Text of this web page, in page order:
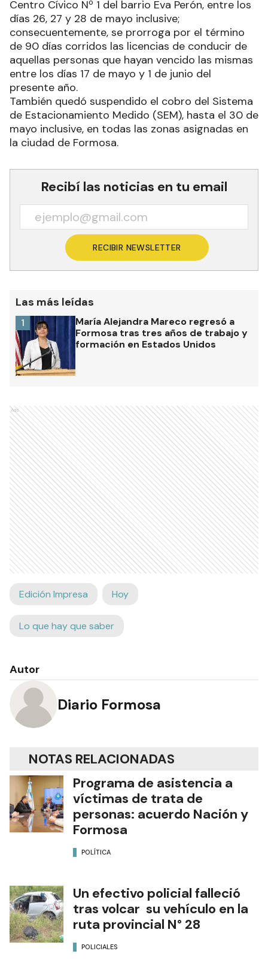
Dirección de Tránsito, Seguridad Vial e Ingeniería,
ubicados en la calle Rivadavia Nº 546 y en el
Centro Cívico Nº 1 del barrio Eva Perón, entre los
días 26, 27 y 28 de mayo inclusive;
consecuentemente, se prorroga por el término
de 90 días corridos las licencias de conducir de
aquellas personas que hayan vencido las mismas
entre los días 17 de mayo y 1 de junio del
presente año.
También quedó suspendido el cobro del Sistema
de Estacionamiento Medido (SEM), hasta el 30 de
la ciudad de Formosa.
Recibí las noticias en tu email
RECIBIR NEWSLETTER
Las más leídas
María Alejandra Mareco regresó a
1
Ads
Edición Impresa
Autor
NOTAS RELACIONADAS
Programa de asistencia a
víctimas de trata de
personas: acuerdo Nación y
Formosa
Un efectivo policial falleció
tras volcar su vehículo en la
ruta provincial N° 28